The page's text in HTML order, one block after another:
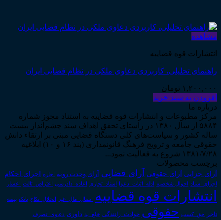
مشاهده
انتشارات قوه قضاییه
راهنمای تحلیلی، کاربردی دعاوی ملکی در نظام قضایی ایران
۱,۲۰۰,۰۰۰ تومان
افزودن به سبد خرید
درباره ما
مرکز مطبوعات و انتشارات قوه قضاییه به استناد مجوز شماره
۵۸۸۴ از سال ۱۳۸۰ در راستای تحقق اهداف سند چشم‌انداز بیست
ساله کشور و سیاست‌های کلی دستگاه قضایی مبنی بر ارتقاء دانش
حقوقی جامعه و ترویج فرهنگ قانونمداری (بند ۱۶ و ۱۰) ابلاغیه
۱۳۸۱/۷/۲۸ شروع به فعالیت نمود...
برچسب محصولات
آرای جزایی آرای حقوقی آرای قضایی آرای وحدت رویه اجاره اجرای احکام
اجرای اسناد احوال شخصیه ادله_اثبات_دعوا اسناد_تجاری اعاده_دادرسی اعتراض_ثالث اعسار
انتشارات قوه قضاییه انتقال_مال_غیر انحلال_نکاح بانک بیمه
تاجر حق_کسب حقوقی حوادث_رانندگی خلع_ید داوری دعاوی_تصرف